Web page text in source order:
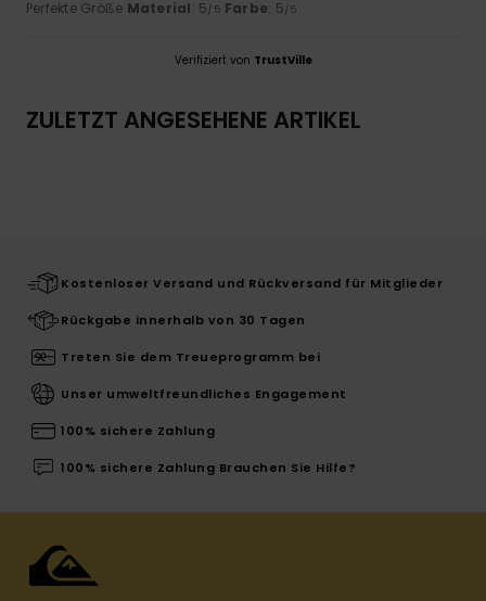
Perfekte Größe Material: 5/5 Farbe: 5/5
Verifiziert von TrustVille
ZULETZT ANGESEHENE ARTIKEL
Kostenloser Versand und Rückversand für Mitglieder
Rückgabe innerhalb von 30 Tagen
Treten Sie dem Treueprogramm bei
Unser umweltfreundliches Engagement
100% sichere Zahlung
100% sichere Zahlung Brauchen Sie Hilfe?